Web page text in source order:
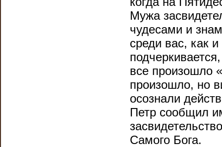
Мужа
чудесами и
среди вас, как
все произошло
произошло, но
осознали
Петр сообщил
Самого Бога.